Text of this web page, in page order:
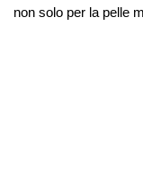
non solo per la pelle